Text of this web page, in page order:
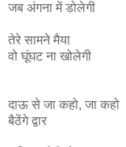
जब अंगना में डोलेगी
तेरे सामने मैया
वो घूंघट ना खोलेगी
दाऊ से जा कहो, जा कहो
बैठेंगे द्वार